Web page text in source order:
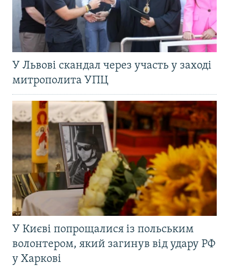
У Львові скандал через участь у заході
митрополита УПЦ
У Києві попрощалися із польським
волонтером, який загинув від удару РФ
у Харкові